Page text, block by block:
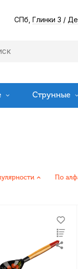
СПб, Глинки 3 /
Струнные
По